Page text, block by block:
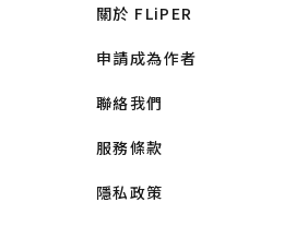
關於 FLiPER
申請成為作者
聯絡我們
服務條款
隱私政策